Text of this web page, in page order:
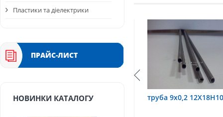
труба 9х0,2 12Х18Н10Т труба 75х1,5,
Пластики та діелектрики
ПРАЙС-ЛИСТ
НОВИНКИ КАТАЛОГУ